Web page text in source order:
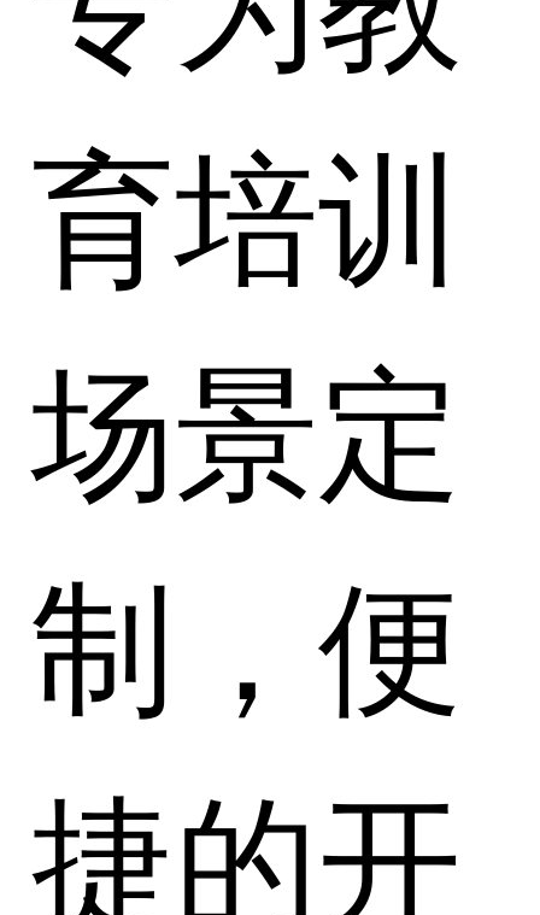
育培训
场景定
制，便
捷的开